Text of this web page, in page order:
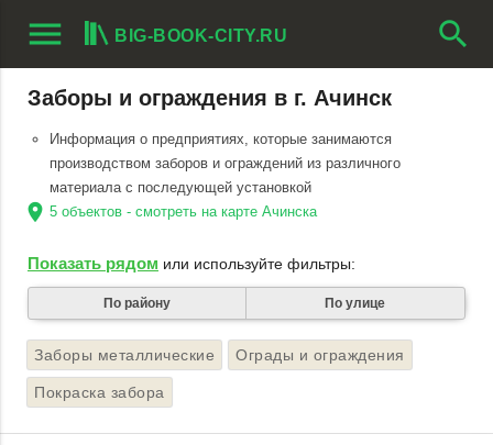
menu BIG-BOOK-CITY.RU search
Заборы и ограждения в г. Ачинск
Информация о предприятиях, которые занимаются
производством заборов и ограждений из различного
материала с последующей установкой
location_on 5 объектов - смотреть на карте Ачинска
Показать рядом или используйте фильтры:
По району По улице
Заборы металлические Ограды и ограждения
Покраска забора